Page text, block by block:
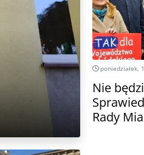
poniedziałek,
Nie
Rady